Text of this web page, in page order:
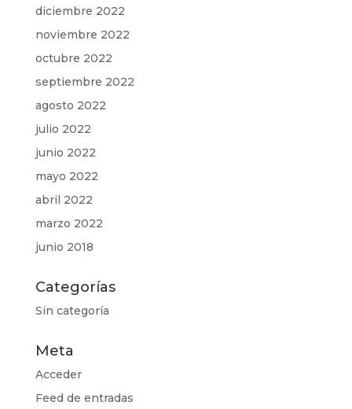
diciembre 2022
noviembre 2022
octubre 2022
septiembre 2022
agosto 2022
julio 2022
junio 2022
mayo 2022
abril 2022
marzo 2022
junio 2018
Categorías
Sin categoría
Meta
Acceder
Feed de entradas